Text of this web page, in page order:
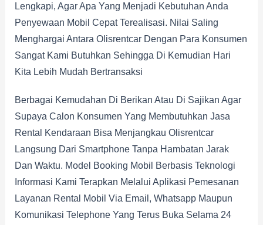
Lengkapi, Agar Apa Yang Menjadi Kebutuhan Anda
Penyewaan Mobil Cepat Terealisasi. Nilai Saling
Menghargai Antara Olisrentcar Dengan Para Konsumen
Sangat Kami Butuhkan Sehingga Di Kemudian Hari
Kita Lebih Mudah Bertransaksi
Berbagai Kemudahan Di Berikan Atau Di Sajikan Agar
Supaya Calon Konsumen Yang Membutuhkan Jasa
Rental Kendaraan Bisa Menjangkau Olisrentcar
Langsung Dari Smartphone Tanpa Hambatan Jarak
Dan Waktu. Model Booking Mobil Berbasis Teknologi
Informasi Kami Terapkan Melalui Aplikasi Pemesanan
Layanan Rental Mobil Via Email, Whatsapp Maupun
Komunikasi Telephone Yang Terus Buka Selama 24